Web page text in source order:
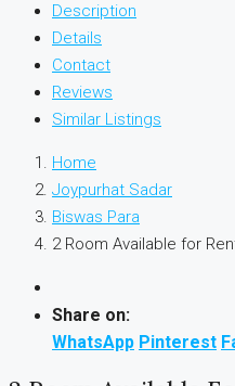
Description
Details
Contact
Reviews
Similar Listings
Home
Joypurhat Sadar
Biswas Para
2 Room Available for
Share on:
WhatsApp Pinterest